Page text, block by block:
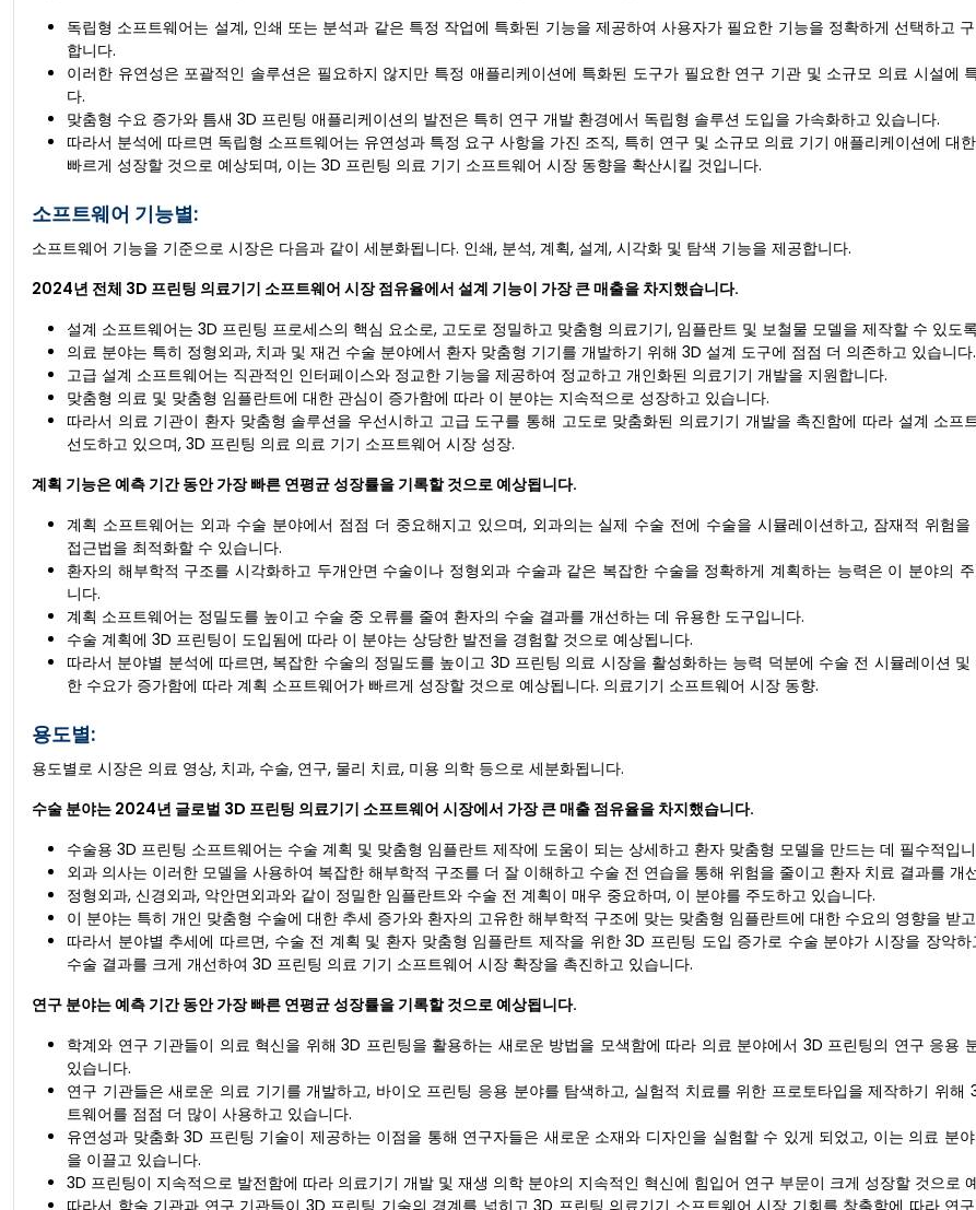
독립형 소프트웨어는 설계, 인쇄 또는 분석과 같은 특정 작업에 특화된 기능을 제공하여 사용자가 필요한 기능을 정확하게 선택하고
합니다.
이러한 유연성은 포괄적인 솔루션은 필요하지 않지만 특정 애플리케이션에 특화된 도구가 필요한 연구 기관 및 소규모 의료 시설에
다.
맞춤형 수요 증가와 틈새 3D 프린팅 애플리케이션의 발전은 특히 연구 개발 환경에서 독립형 솔루션 도입을 가속화하고 있습니다.
따라서 분석에 따르면 독립형 소프트웨어는 유연성과 특정 요구 사항을 가진 조직, 특히 연구 및 소규모 의료 기기 애플리케이션에 대
빠르게 성장할 것으로 예상되며, 이는 3D 프린팅 의료 기기 소프트웨어 시장 동향을 확산시킬 것입니다.
소프트웨어 기능별:
소프트웨어 기능을 기준으로 시장은 다음과 같이 세분화됩니다. 인쇄, 분석, 계획, 설계, 시각화 및 탐색 기능을 제공합니다.
2024년 전체 3D 프린팅 의료기기 소프트웨어 시장 점유율에서 설계 기능이 가장 큰 매출을 차지했습니다.
설계 소프트웨어는 3D 프린팅 프로세스의 핵심 요소로, 고도로 정밀하고 맞춤형 의료기기, 임플란트 및 보철물 모델을 제작할 수 있도
의료 분야는 특히 정형외과, 치과 및 재건 수술 분야에서 환자 맞춤형 기기를 개발하기 위해 3D 설계 도구에 점점 더 의존하고 있습니다.
고급 설계 소프트웨어는 직관적인 인터페이스와 정교한 기능을 제공하여 정교하고 개인화된 의료기기 개발을 지원합니다.
맞춤형 의료 및 맞춤형 임플란트에 대한 관심이 증가함에 따라 이 분야는 지속적으로 성장하고 있습니다.
따라서 의료 기관이 환자 맞춤형 솔루션을 우선시하고 고급 도구를 통해 고도로 맞춤화된 의료기기 개발을 촉진함에 따라 설계 소프
선도하고 있으며, 3D 프린팅 의료 의료 기기 소프트웨어 시장 성장.
계획 기능은 예측 기간 동안 가장 빠른 연평균 성장률을 기록할 것으로 예상됩니다.
계획 소프트웨어는 외과 수술 분야에서 점점 더 중요해지고 있으며, 외과의는 실제 수술 전에 수술을 시뮬레이션하고, 잠재적 위험을
접근법을 최적화할 수 있습니다.
환자의 해부학적 구조를 시각화하고 두개안면 수술이나 정형외과 수술과 같은 복잡한 수술을 정확하게 계획하는 능력은 이 분야의
니다.
계획 소프트웨어는 정밀도를 높이고 수술 중 오류를 줄여 환자의 수술 결과를 개선하는 데 유용한 도구입니다.
수술 계획에 3D 프린팅이 도입됨에 따라 이 분야는 상당한 발전을 경험할 것으로 예상됩니다.
따라서 분야별 분석에 따르면, 복잡한 수술의 정밀도를 높이고 3D 프린팅 의료 시장을 활성화하는 능력 덕분에 수술 전 시뮬레이션 및
한 수요가 증가함에 따라 계획 소프트웨어가 빠르게 성장할 것으로 예상됩니다. 의료기기 소프트웨어 시장 동향.
용도별:
용도별로 시장은 의료 영상, 치과, 수술, 연구, 물리 치료, 미용 의학 등으로 세분화됩니다.
수술 분야는 2024년 글로벌 3D 프린팅 의료기기 소프트웨어 시장에서 가장 큰 매출 점유율을 차지했습니다.
수술용 3D 프린팅 소프트웨어는 수술 계획 및 맞춤형 임플란트 제작에 도움이 되는 상세하고 환자 맞춤형 모델을 만드는 데 필수적입
외과 의사는 이러한 모델을 사용하여 복잡한 해부학적 구조를 더 잘 이해하고 수술 전 연습을 통해 위험을 줄이고 환자 치료 결과를 개
정형외과, 신경외과, 악안면외과와 같이 정밀한 임플란트와 수술 전 계획이 매우 중요하며, 이 분야를 주도하고 있습니다.
이 분야는 특히 개인 맞춤형 수술에 대한 추세 증가와 환자의 고유한 해부학적 구조에 맞는 맞춤형 임플란트에 대한 수요의 영향을 받
따라서 분야별 추세에 따르면, 수술 전 계획 및 환자 맞춤형 임플란트 제작을 위한 3D 프린팅 도입 증가로 수술 분야가 시장을 장악하
수술 결과를 크게 개선하여 3D 프린팅 의료 기기 소프트웨어 시장 확장을 촉진하고 있습니다.
연구 분야는 예측 기간 동안 가장 빠른 연평균 성장률을 기록할 것으로 예상됩니다.
학계와 연구 기관들이 의료 혁신을 위해 3D 프린팅을 활용하는 새로운 방법을 모색함에 따라 의료 분야에서 3D 프린팅의 연구 응용
있습니다.
연구 기관들은 새로운 의료 기기를 개발하고, 바이오 프린팅 응용 분야를 탐색하고, 실험적 치료를 위한 프로토타입을 제작하기 위해
트웨어를 점점 더 많이 사용하고 있습니다.
유연성과 맞춤화 3D 프린팅 기술이 제공하는 이점을 통해 연구자들은 새로운 소재와 디자인을 실험할 수 있게 되었고, 이는 의료 분
을 이끌고 있습니다.
3D 프린팅이 지속적으로 발전함에 따라 의료기기 개발 및 재생 의학 분야의 지속적인 혁신에 힘입어 연구 부문이 크게 성장할 것으로